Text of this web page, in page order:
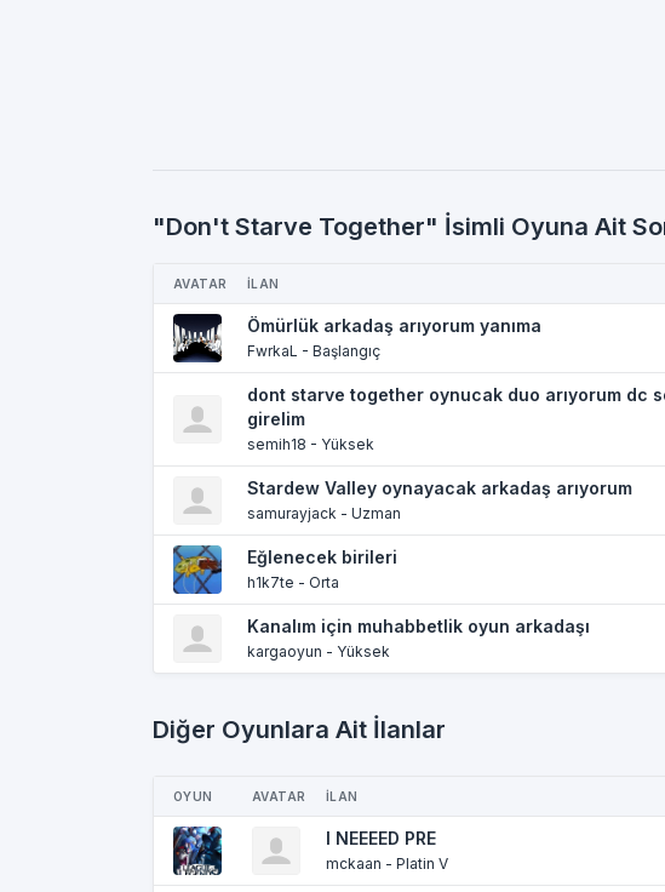
"Don't Starve Together" İsimli Oyuna Ait
AVATAR İLAN
Ömürlük arkadaş arıyorum yanıma
FwrkaL - Başlangıç
dont starve together oynucak duo arıyorum dc
girelim
semih18 - Yüksek
Stardew Valley oynayacak arkadaş arıyorum
samurayjack - Uzman
Eğlenecek birileri
h1k7te - Orta
Kanalım için muhabbetlik oyun arkadaşı
kargaoyun - Yüksek
Diğer Oyunlara Ait İlanlar
OYUN AVATAR İLAN
I NEEEED PRE
mckaan - Platin V